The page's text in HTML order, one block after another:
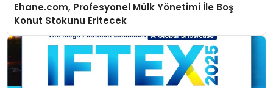
Ehane.com, Profesyonel Mülk Yönetimi İle Boş
Konut Stokunu Eritecek